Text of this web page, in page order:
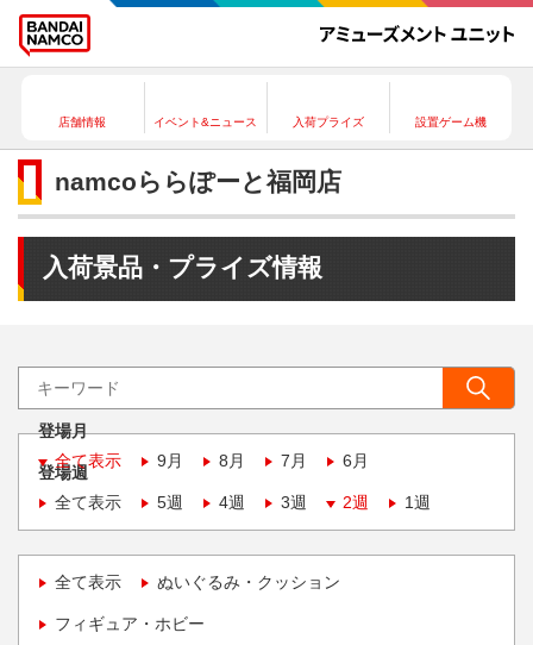
店舗情報 イベント&ニュース 入荷プライズ 設置ゲーム機
namcoららぽーと福岡店
入荷景品・プライズ情報
登場月
全て表示
9月 8月 7月 6月
登場週
全て表示
5週 4週 3週 2週 1週
全て表示 ぬいぐるみ・クッション
フィギュア・ホビー